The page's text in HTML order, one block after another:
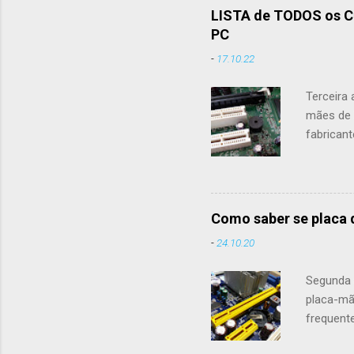
LISTA de TODOS os
PC
- 17.10.22
Terceira
mães
A
favor,
Não
Como saber se
- 24.10.20
placa-